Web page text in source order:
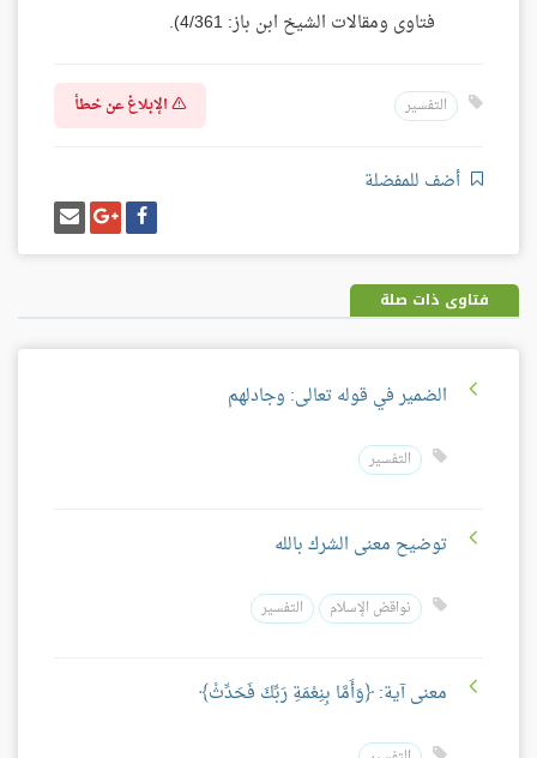
فتاوى ومقالات الشيخ ابن باز: 4/361).
التفسير الإبلاغ عن خطأ
أضف للمفضلة
شارك
على
فيسبوك
شارك
على
غوغل
بلس
إرسل
إيميل
فتاوى ذات صلة
الضمير في قوله تعالى: وجادلهم
التفسير
توضيح معنى الشرك بالله
نواقض الإسلام التفسير
معنى آية: ﴿وَأَمَّا بِنِعْمَةِ رَبِّكَ فَحَدِّثْ﴾